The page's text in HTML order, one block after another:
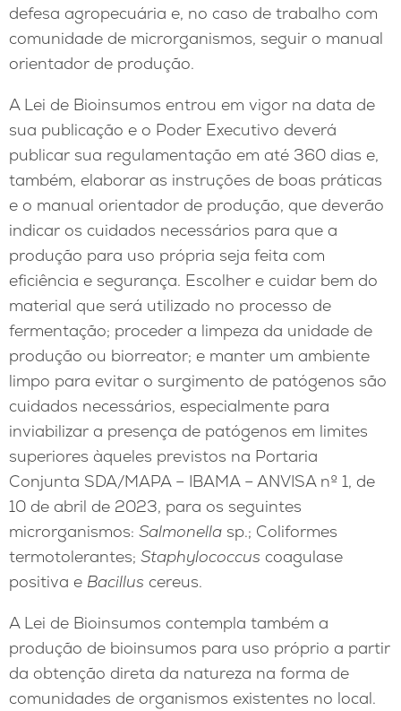
defesa agropecuária e, no caso de trabalho com
comunidade de microrganismos, seguir o manual
orientador de produção.
A Lei de Bioinsumos entrou em vigor na data de
sua publicação e o Poder Executivo deverá
publicar sua regulamentação em até 360 dias e,
também, elaborar as instruções de boas práticas
e o manual orientador de produção, que deverão
indicar os cuidados necessários para que a
produção para uso própria seja feita com
eficiência e segurança. Escolher e cuidar bem do
material que será utilizado no processo de
fermentação; proceder a limpeza da unidade de
produção ou biorreator; e manter um ambiente
limpo para evitar o surgimento de patógenos são
cuidados necessários, especialmente para
inviabilizar a presença de patógenos em limites
superiores àqueles previstos na Portaria
Conjunta SDA/MAPA – IBAMA – ANVISA nº 1, de
10 de abril de 2023, para os seguintes
microrganismos: Salmonella sp.; Coliformes
termotolerantes; Staphylococcus coagulase
positiva e Bacillus cereus.
A Lei de Bioinsumos contempla também a
produção de bioinsumos para uso próprio a partir
da obtenção direta da natureza na forma de
comunidades de organismos existentes no local.